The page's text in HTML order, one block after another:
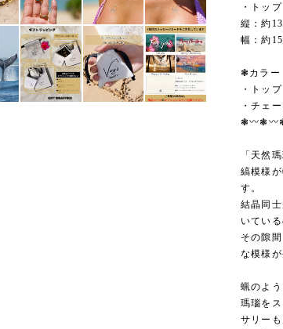
・トップ
縦：約
幅：約
❃カラー
・トッ
・チェ
❃〰︎❃〰︎
「天然
縞模様
す。
結晶同
いている
その隙
な模様が
蝋のよ
瑪瑙を
サリーも